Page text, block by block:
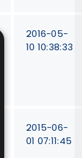
2016-05-
10 10:38:33
2015-06-
01 07:11:45